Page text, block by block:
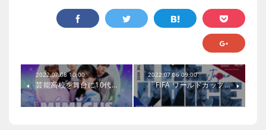
2022.07.08 10:00
芸能高校を舞台に10代…
2022.07.06 09:00
「FIFA ワールドカップ…